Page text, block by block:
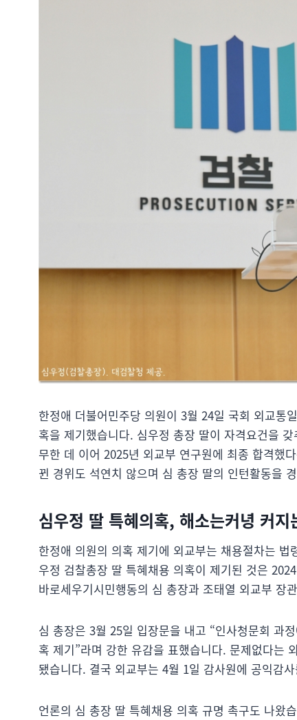
한정애 더불어민주당 의원이 3월 24일 국회 외교통
혹을 제기했습니다. 심우정 총장 딸이 자격요건을
무한 데 이어 2025년 외교부 연구원에 최종 합격했
뀐 경위도 석연치 않으며 심 총장 딸의 인턴활동을
심우정 딸 특혜의혹, 해소는커녕 커지
한정애 의원의 의혹 제기에 외교부는 채용절차는
우정 검찰총장 딸 특혜채용 의혹이 제기된 것은
바로세우기시민행동의 심 총장과 조태열 외교부 장
심 총장은 3월 25일 입장문을 내고 “인사청문회 과
혹 제기”라며 강한 유감을 표했습니다. 문제없다는
됐습니다. 결국 외교부는 4월 1일 감사원에 공익감
언론의 심 총장 딸 특혜채용 의혹 규명 촉구도 나왔